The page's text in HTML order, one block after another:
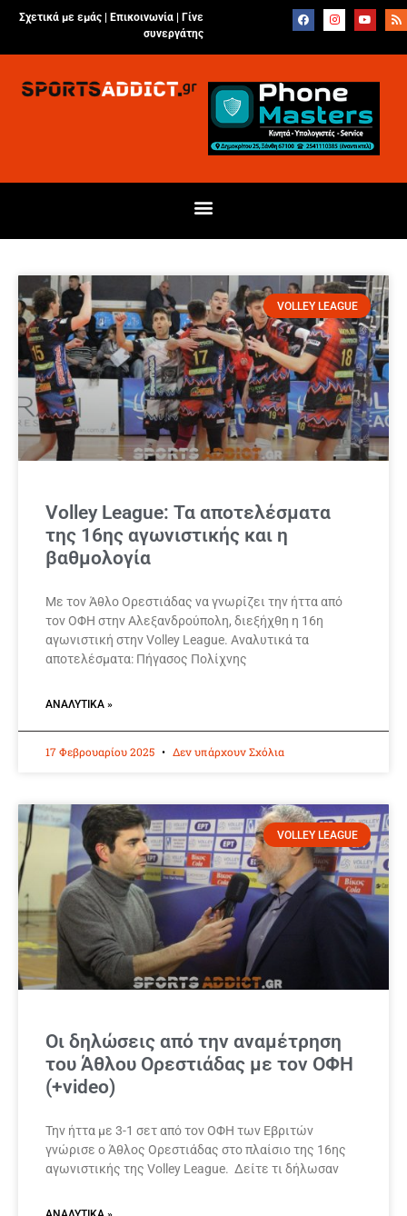
Σχετικά με εμάς | Επικοινωνία
Γίνε
συνεργάτης
VOLLEY LEAGUE
Volley League: Τα αποτελέσματα
της 16ης αγωνιστικής και η
βαθμολογία
Με τον Άθλο Ορεστιάδας να γνωρίζει την ήττα από
τον ΟΦΗ στην Αλεξανδρούπολη, διεξήχθη η 16η
αγωνιστική στην Volley League. Αναλυτικά τα
αποτελέσματα: Πήγασος Πολίχνης
ΑΝΑΛΥΤΙΚΆ »
17 Φεβρουαρίου 2025 Δεν υπάρχουν Σχόλια
VOLLEY LEAGUE
Οι δηλώσεις από την αναμέτρηση
του Άθλου Ορεστιάδας με τον ΟΦΗ
(+video)
Την ήττα με 3-1 σετ από τον ΟΦΗ των Εβριτών
γνώρισε ο Άθλος Ορεστιάδας στο πλαίσιο της 16ης
αγωνιστικής της Volley League. Δείτε τι δήλωσαν